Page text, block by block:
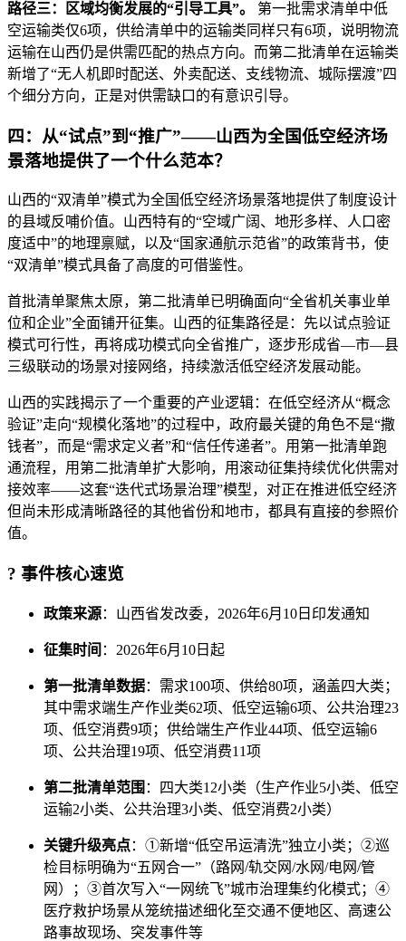
路径三：区域均衡发展的“引导工具”。
第一批需求清单中低
空运输类仅6项，供给清单中的运输类同样只有6项，说明物流
运输在山西仍是供需匹配的热点方向。而第二批清单在运输类
新增了“无人机即时配送、外卖配送、支线物流、城际摆渡”四
个细分方向，正是对供需缺口的有意识引导。
四：从“试点”到“推广”——山西为全国低空经济场
景落地提供了一个什么范本？
山西的“双清单”模式为全国低空经济场景落地提供了制度设计
的县域反哺价值。山西特有的“空域广阔、地形多样、人口密
度适中”的地理禀赋，以及“国家通航示范省”的政策背书，使
“双清单”模式具备了高度的可借鉴性。
首批清单聚焦太原，第二批清单已明确面向“全省机关事业单
位和企业”全面铺开征集。山西的征集路径是：先以试点验证
模式可行性，再将成功模式向全省推广，逐步形成省—市—县
三级联动的场景对接网络，持续激活低空经济发展动能。
山西的实践揭示了一个重要的产业逻辑：在低空经济从“概念
验证”走向“规模化落地”的过程中，政府最关键的角色不是“撒
钱者”，而是“需求定义者”和“信任传递者”。用第一批清单跑
通流程，用第二批清单扩大影响，用滚动征集持续优化供需对
接效率——这套“迭代式场景治理”模型，对正在推进低空经济
但尚未形成清晰路径的其他省份和地市，都具有直接的参照价
值。
? 事件核心速览
政策来源：山西省发改委，2026年6月10日印发通知
征集时间 ：2026年6月10日起
第一批清单数据：需求100项、供给80项，涵盖四大类；
其中需求端生产作业类62项、低空运输6项、公共治理23
项、低空消费9项；供给端生产作业44项、低空运输6
项、公共治理19项、低空消费11项
第二批清单范围 ：四大类12小类（生产作业5小类、低空
运输2小类、公共治理3小类、低空消费2小类）
关键升级亮点：①新增“低空吊运清洗”独立小类；②巡
检目标明确为“五网合一”（路网/轨交网/水网/电网/管
网）；③首次写入“一网统飞”城市治理集约化模式；④
医疗救护场景从笼统描述细化至交通不便地区、高速公
路事故现场、突发事件等